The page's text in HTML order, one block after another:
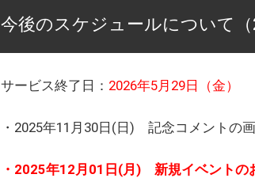
今後のスケジュールについて（
サービス終了日： 2026年5月29日（金）
・2025年11月30日(日) 記念コメントの
・2025年12月01日(月) 新規イベントの